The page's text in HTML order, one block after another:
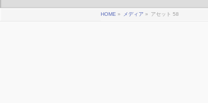
HOME » メディア » アセット 58